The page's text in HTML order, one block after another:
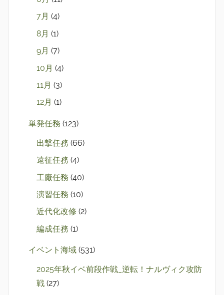
7月 (4)
8月 (1)
9月 (7)
10月 (4)
11月 (3)
12月 (1)
単発任務 (123)
出撃任務 (66)
遠征任務 (4)
工廠任務 (40)
演習任務 (10)
近代化改修 (2)
編成任務 (1)
イベント海域 (531)
2025年秋イベ前段作戦_逆転！ナルヴィク攻防
戦 (27)